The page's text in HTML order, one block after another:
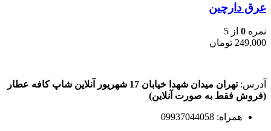
عرق دارچین
نمره 0 از 5
249,000 تومان
آدرس:تهران میدان شهدا خیابان 17 شهریور آنلاین شاپ کافه عطار
(فروش فقط به صورت آنلاین)
همراه: 09937044058